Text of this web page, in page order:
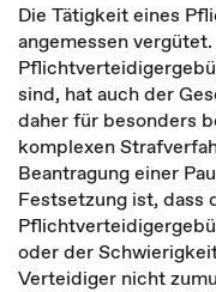
Die Tätigkeit eines
angemessen
sind, hat auch der
daher für besonders
komplexen
Beantragung einer
Festsetzung ist, dass
oder der
Verteidiger nicht